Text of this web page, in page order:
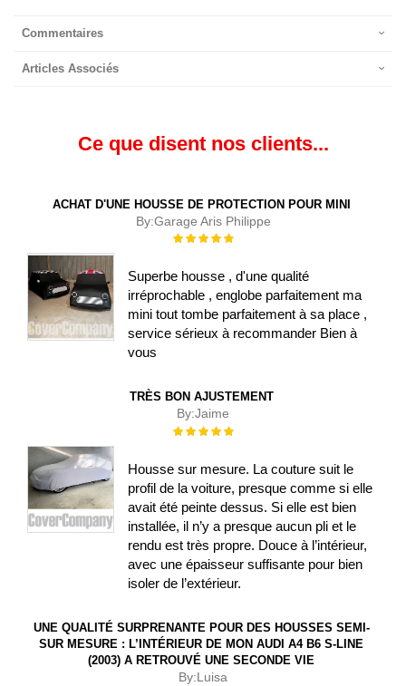
Commentaires
Articles Associés
Ce que disent nos clients...
ACHAT D'UNE HOUSSE DE PROTECTION POUR MINI
By:Garage Aris Philippe
Évaluation :
Superbe housse , d'une qualité
irréprochable , englobe parfaitement ma
mini tout tombe parfaitement à sa place ,
service sérieux à recommander Bien à
vous
TRÈS BON AJUSTEMENT
By:Jaime
Évaluation :
Housse sur mesure. La couture suit le
profil de la voiture, presque comme si elle
avait été peinte dessus. Si elle est bien
installée, il n’y a presque aucun pli et le
rendu est très propre. Douce à l’intérieur,
avec une épaisseur suffisante pour bien
isoler de l’extérieur.
UNE QUALITÉ SURPRENANTE POUR DES HOUSSES SEMI-
SUR MESURE : L’INTÉRIEUR DE MON AUDI A4 B6 S-LINE
(2003) A RETROUVÉ UNE SECONDE VIE
By:Luisa